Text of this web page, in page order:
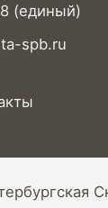
(единый)
spb.ru